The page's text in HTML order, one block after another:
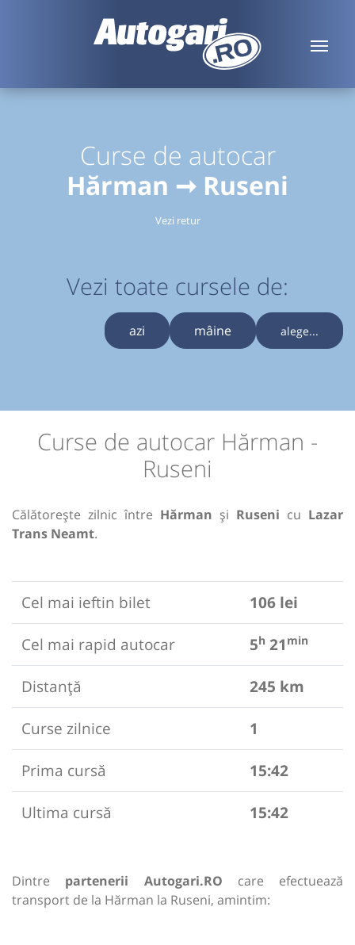
Curse de autocar
Hărman ➞ Ruseni
Vezi retur
Vezi toate cursele de:
azi mâine alege...
Curse de autocar Hărman -
Ruseni
Călătorește zilnic între Hărman și Ruseni cu Lazar
Trans Neamt.
Cel mai ieftin bilet
106 lei
Cel mai rapid autocar
5h 21 min
Distanță
245 km
Curse zilnice
1
Prima cursă
15:42
Ultima cursă
15:42
Dintre partenerii Autogari.RO care efectuează
transport de la Hărman la Ruseni, amintim: